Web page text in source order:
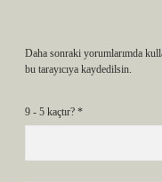
Daha sonraki yorumlarımda
bu tarayıcıya kaydedilsin.
9 - 5 kaçtır? *